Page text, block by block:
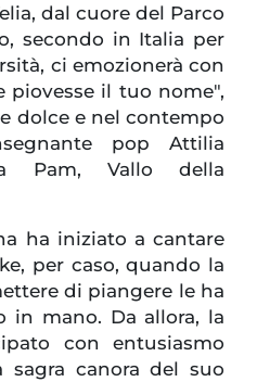
dal cuore del Parco
secondo in Italia per
ci emozionerà con
piovesse il tuo nome",
dolce e nel contempo
pop Attilia
Pam, Vallo della
ha iniziato a cantare
per caso, quando la
di piangere le ha
in mano. Da allora, la
con entusiasmo
canora del suo